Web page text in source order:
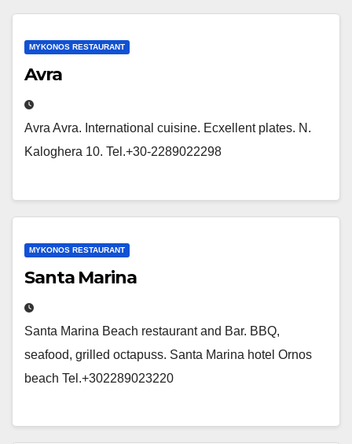
MYKONOS RESTAURANT
Avra
Avra Avra. International cuisine. Ecxellent plates. N.
Kaloghera 10. Tel.+30-2289022298
MYKONOS RESTAURANT
Santa Marina
Santa Marina Beach restaurant and Bar. BBQ,
seafood, grilled octapuss. Santa Marina hotel Ornos
beach Tel.+302289023220